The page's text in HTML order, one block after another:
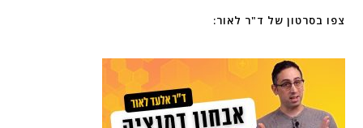
צפו בסרטון של ד"ר לאור: